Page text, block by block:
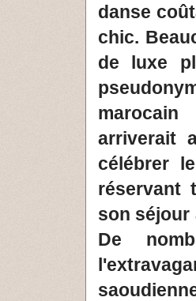
danse
chic.
de luxe
arriverait
célébrer
réservant
son séjour
De